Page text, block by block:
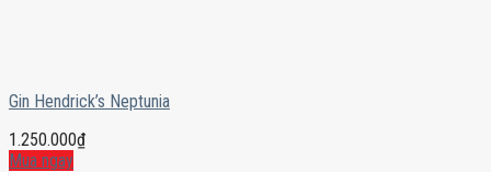
Gin Hendrick’s Neptunia
1.250.000₫
Mua ngay